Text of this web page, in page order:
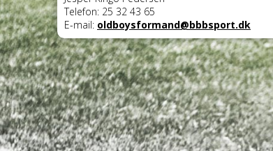
Telefon: 25 32 43 65
E-mail: oldboysformand@bbbsport.dk